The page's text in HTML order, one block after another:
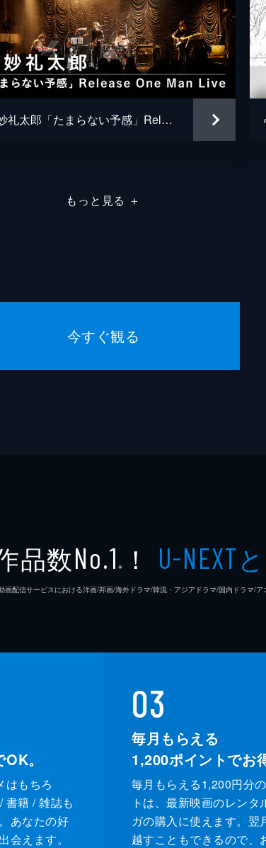
奇妙礼太郎「たまらない予感」Release One Man Live
もっと見る ＋
今すぐ観る
品数No.1 ※ ！ U-NEXT
配信サービスにおける洋画/邦画/海外ドラマ/韓流・アジアドラマ/国内ドラマ/ア
。
はもちろ
書籍 / 雑誌も
あなたの好
会えます。
03
毎月もらえる
1,200ポイントでお
毎月もらえる1,200円分
トは、最新映画のレンタ
ガの購入に使えます。翌
越すこともできるので、